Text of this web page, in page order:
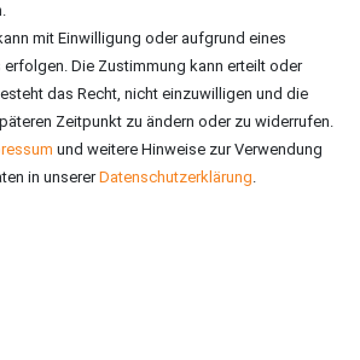
mit Einwilligung oder aufgrund eines
Die Zustimmung kann erteilt oder
das Recht, nicht einzuwilligen und die
Zeitpunkt zu ändern oder zu widerrufen.
und weitere Hinweise zur Verwendung
in unsererDaten­schutz­erklärung.